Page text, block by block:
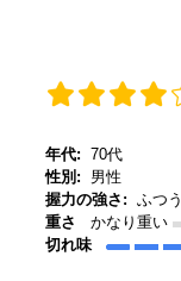
年代: 70代
性別:
男性
握力の強さ: ふつう
重さ
かなり重い
切れ味